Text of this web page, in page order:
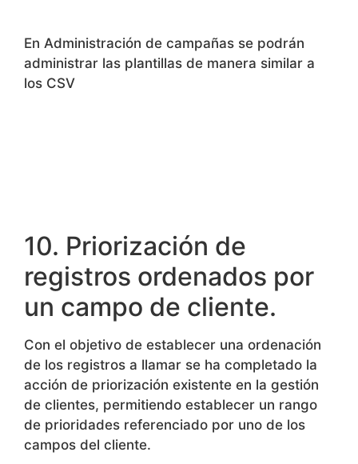
En Administración de campañas se podrán
administrar las plantillas de manera similar a
registros ordenados por
un campo de cliente.
Con el objetivo de establecer una ordenación
de los registros a llamar se ha completado la
acción de priorización existente en la gestión
de clientes, permitiendo establecer un rango
de prioridades referenciado por uno de los
campos del cliente.
En el caso de establecer un rango de
prioridades superior al número de cambios se